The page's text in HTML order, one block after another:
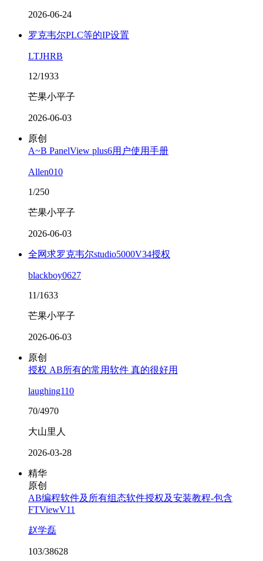
2026-06-24
罗克韦尔PLC等的IP设置
LTJHRB
12/1933
芒果小平子
2026-06-03
原创
A~B PanelView plus6用户使用手册
Allen010
1/250
芒果小平子
2026-06-03
全网求罗克韦尔studio5000V34授权
blackboy0627
11/1633
芒果小平子
2026-06-03
原创
授权 AB所有的常用软件 真的很好用
laughing110
70/4970
大山里人
2026-03-28
精华
原创
AB编程软件及所有组态软件授权及安装教程-包含
FTViewV11
赵学磊
103/38628